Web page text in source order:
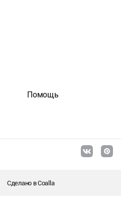
Помощь
Сделано вCoalla